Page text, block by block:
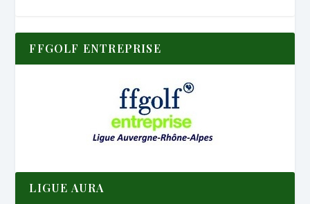
FFGOLF ENTREPRISE
LIGUE AURA